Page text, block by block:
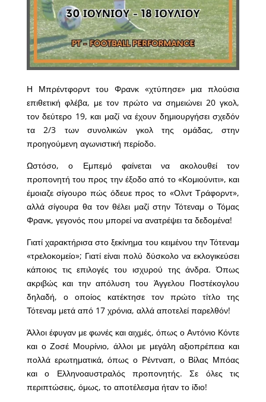
Η Μπρέντφορντ του Φρανκ «χτύπησε» μια πλούσια
επιθετική φλέβα, με τον πρώτο να σημειώνει 20 γκολ,
τον δεύτερο 19, και μαζί να έχουν δημιουργήσει σχεδόν
τα 2/3 των συνολικών γκολ της ομάδας, στην
προηγούμενη αγωνιστική περίοδο.
Ωστόσο, ο Εμπεμό φαίνεται να ακολουθεί τον
προπονητή του προς την έξοδο από το «Κομιούνιτι», και
έμοιαζε σίγουρο πώς όδευε προς το «Ολντ Τράφορντ»,
αλλά σίγουρα θα τον θέλει μαζί στην Τότεναμ ο Τόμας
Φρανκ, γεγονός που μπορεί να ανατρέψει τα δεδομένα!
Γιατί χαρακτήρισα στο ξεκίνημα του κειμένου την Τότεναμ
«τρελοκομείο»; Γιατί είναι πολύ δύσκολο να εκλογικεύσει
κάποιος τις επιλογές του ισχυρού της άνδρα. Όπως
ακριβώς και την απόλυση του Άγγελου Ποστέκογλου
δηλαδή, ο οποίος κατέκτησε τον πρώτο τίτλο της
Τότεναμ μετά από 17 χρόνια, αλλά αποτελεί παρελθόν!
Άλλοι έφυγαν με φωνές και αιχμές, όπως ο Αντόνιο Κόντε
και ο Ζοσέ Μουρίνιο, άλλοι με μεγάλη αξιοπρέπεια και
πολλά ερωτηματικά, όπως ο Ρέντναπ, ο Βίλας Μπόας
και ο Ελληνοαυστραλός προπονητής. Σε όλες τις
περιπτώσεις, όμως, το αποτέλεσμα ήταν το ίδιο!